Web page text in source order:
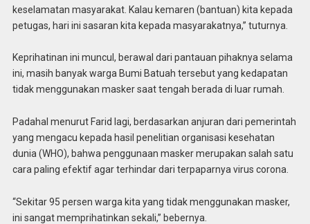
keselamatan masyarakat. Kalau kemaren (bantuan) kita kepada
petugas, hari ini sasaran kita kepada masyarakatnya,” tuturnya.
Keprihatinan ini muncul, berawal dari pantauan pihaknya selama
ini, masih banyak warga Bumi Batuah tersebut yang kedapatan
tidak menggunakan masker saat tengah berada di luar rumah.
Padahal menurut Farid lagi, berdasarkan anjuran dari pemerintah
yang mengacu kepada hasil penelitian organisasi kesehatan
dunia (WHO), bahwa penggunaan masker merupakan salah satu
cara paling efektif agar terhindar dari terpaparnya virus corona.
“Sekitar 95 persen warga kita yang tidak menggunakan masker,
ini sangat memprihatinkan sekali,” bebernya.